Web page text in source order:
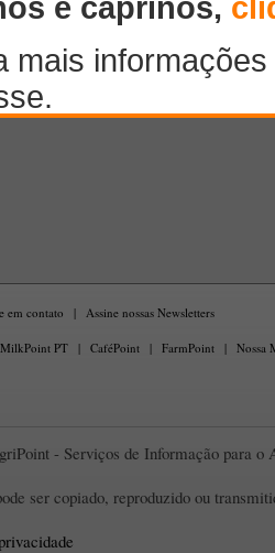
em contato | Assine nossas Newsletters
MilkPoint PT | CaféPoint | FarmPoint | Nossa
- Serviços de Informação para o
ser copiado, reproduzido ou